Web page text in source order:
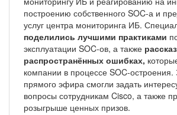
построению собственного SOC-а и
услуг центра мониторинга ИБ.
поделились лучшими практиками
эксплуатации SOC-ов, а также
распространённых ошибках,
компании в процессе SOC-остроения.
прямого эфира смогли задать
вопросы сотрудникам Cisco, а также
розыгрыше ценных призов.